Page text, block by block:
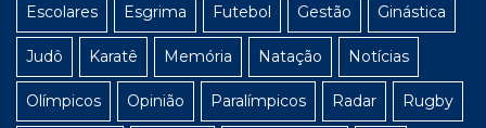
Escolares Esgrima Futebol Gestão Ginástica
Judô Karatê Memória Natação Notícias
Olímpicos Opinião Paralímpicos Radar Rugby